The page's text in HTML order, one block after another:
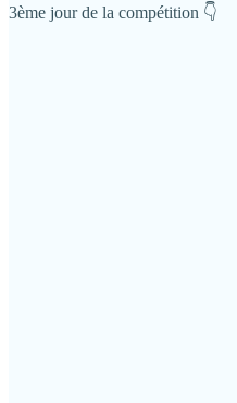
3ème jour de la compétition 👇